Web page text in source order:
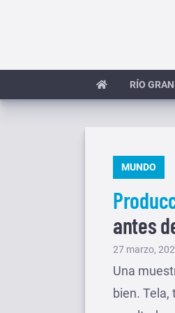
RÍO
PUBLICADO
MUNDO
antes
Publicado
el
27 marzo,
Una
bien.